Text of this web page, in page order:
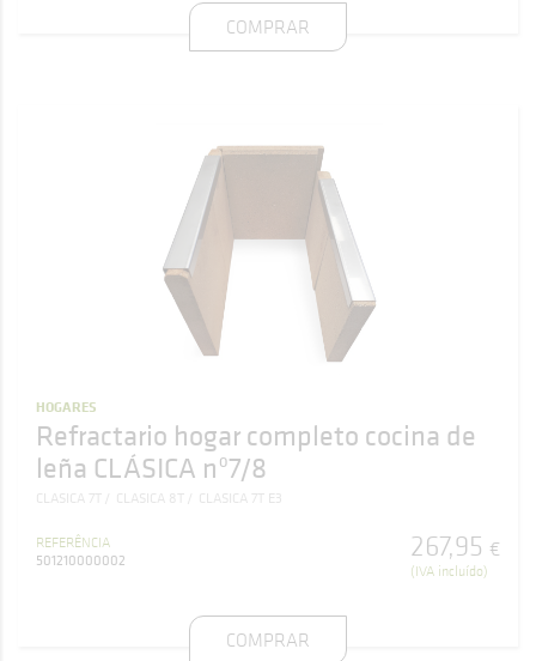
COMPRAR
HOGARES
Refractario hogar completo cocina de
leña CLÁSICA nº7/8
CLASICA 7T CLASICA 8T CLASICA 7T E3
REFERÊNCIA
501210000002
267,95 €
(IVA incluído)
COMPRAR